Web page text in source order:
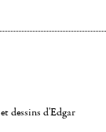
dessins d'Edgar